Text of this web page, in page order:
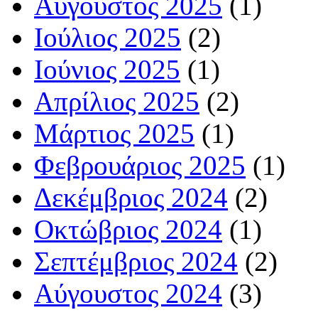
Ιούλιος 2025 (2)
Ιούνιος 2025 (1)
Απρίλιος 2025 (2)
Μάρτιος 2025 (1)
Φεβρουάριος 2025 (1)
Δεκέμβριος 2024 (2)
Οκτώβριος 2024 (1)
Σεπτέμβριος 2024 (2)
Αύγουστος 2024 (3)